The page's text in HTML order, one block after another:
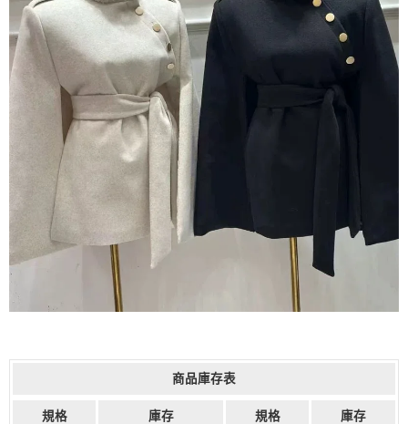
商品庫存表
規格 庫存 規格 庫存